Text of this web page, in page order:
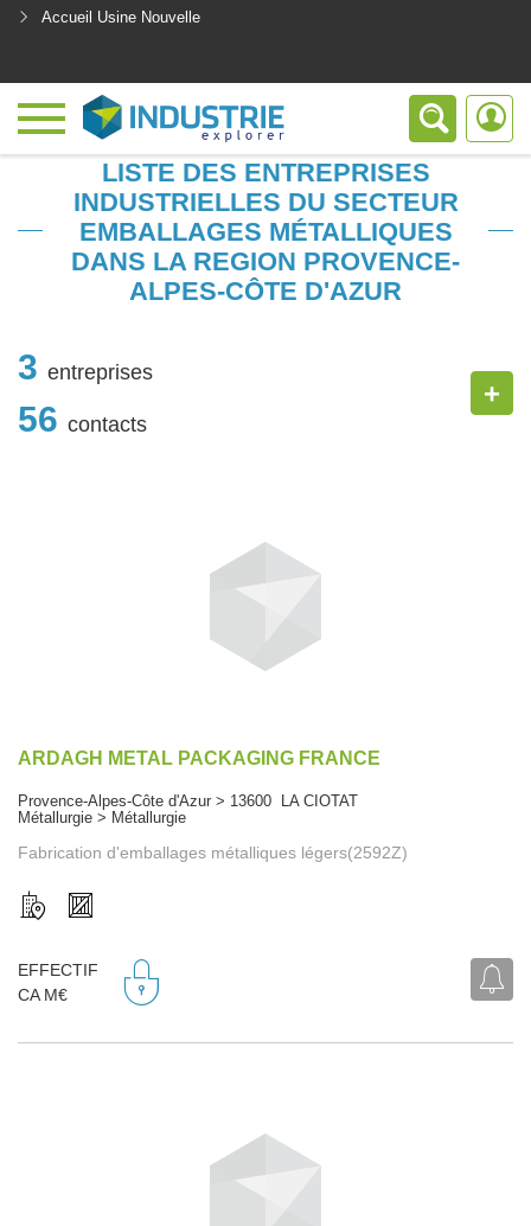
Accueil Usine Nouvelle
LISTE DES ENTREPRISES
INDUSTRIELLES DU SECTEUR
EMBALLAGES MÉTALLIQUES
DANS LA REGION PROVENCE-
ALPES-CÔTE D'AZUR
3 entreprises
56 contacts
+
ARDAGH METAL PACKAGING FRANCE
Provence-Alpes-Côte d'Azur > 13600 LA CIOTAT
Métallurgie > Métallurgie
Fabrication d'emballages métalliques légers(2592Z)
EFFECTIF
CA M€